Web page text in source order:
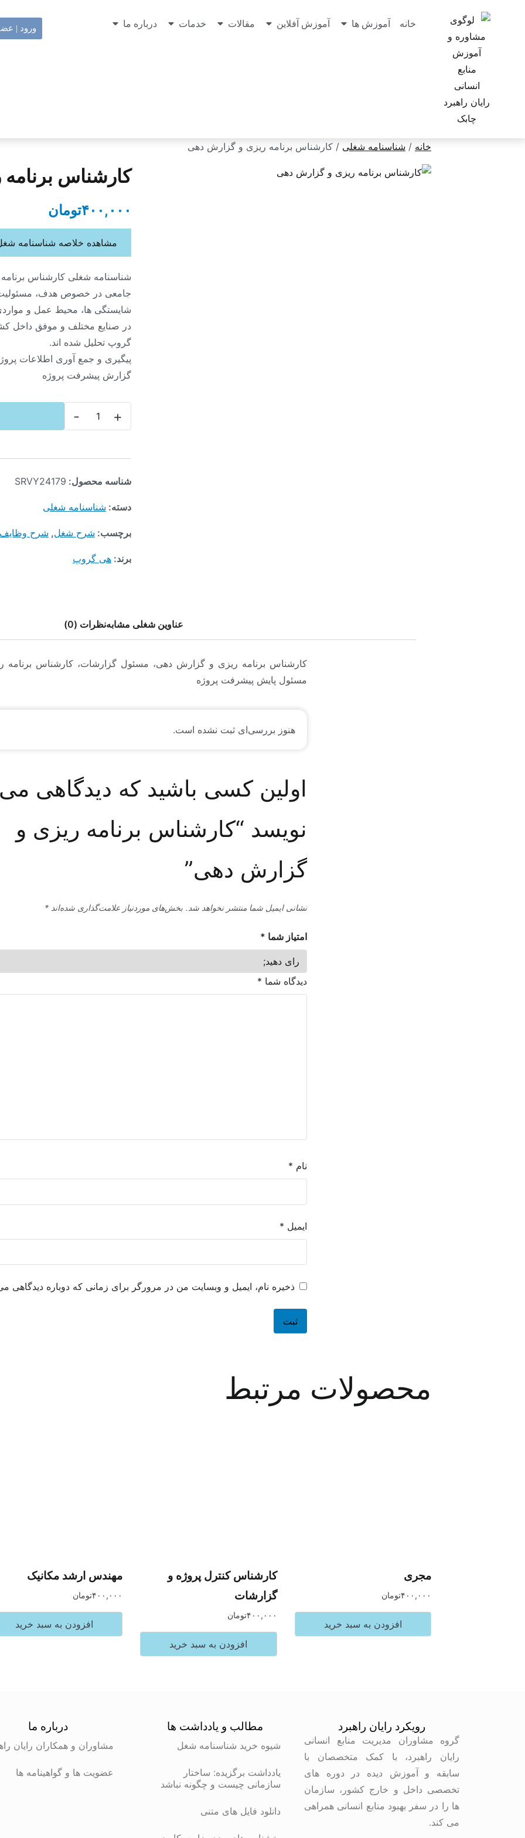
خانه آموزش ها آموزش آفلاین مقالات خدمات درباره ما ورود |
خانه / شناسنامه شغلی / کارشناس برنامه ریزی و گزارش دهی
کارشناس
۴۰۰,۰۰۰تومان
شناسنامه شغلی کارشناس
جامعی در خصوص هدف،
شایستگی ها، محیط عمل و
در صنایع مختلف و موفق داخل
گروپ تحلیل شده اند.
پیگیری و جمع آوری اطلاعات
گزارش پیشرفت پروژه
مشاهده خلاصه شناسنامه
- +
شناسه محصول: SRVY24179
دسته: شناسنامه شغلی
برچسب: شرح شغل, شرح وظایف
برند: هی گروپ
عناوین شغلی مشابهنظرات (0)
کارشناس برنامه ریزی و گزارش دهی، مسئول گزارشات، کارشناس برنامه
مسئول پایش پیشرفت پروژه
هنوز بررسی‌ای ثبت نشده است.
اولین کسی باشید که دیدگاهی می
نویسد “کارشناس برنامه ریزی و
گزارش دهی”
نشانی ایمیل شما منتشر نخواهد شد. بخش‌های موردنیاز علامت‌گذاری شده‌اند *
امتیاز شما *
دیدگاه شما *
نام *
ایمیل *
ذخیره نام، ایمیل و وبسایت من در مرورگر برای زمانی که دوباره دیدگاهی
محصولات مرتبط
مجری
۴۰۰,۰۰۰تومان
افزودن به سبد خرید
کارشناس کنترل پروژه و
گزارشات
۴۰۰,۰۰۰تومان
افزودن به سبد خرید
مهندس ارشد مکانیک
۴۰۰,۰۰۰تومان
افزودن به سبد خرید
رویکرد رایان راهبرد
گروه مشاوران مدیریت منابع انسانی
رایان راهبرد، با کمک متخصصان با
سابقه و آموزش دیده در دوره های
تخصصی داخل و خارج کشور، سازمان
ها را در سفر بهبود منابع انسانی همراهی
می کند.
مطالب و یادداشت ها
شیوه خرید شناسنامه شغل
یادداشت برگزیده: ساختار
سازمانی چیست و چگونه نباشد
دانلود فایل های متنی
درباره ما
مشاوران و همکاران رایان
عضویت ها و گواهینامه ها